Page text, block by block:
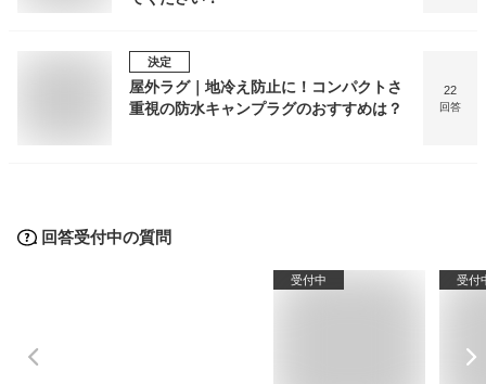
決定
屋外ラグ｜地冷え防止に！コンパクトさ
重視の防水キャンプラグのおすすめは？
22
回答
回答受付中の質問
受付中 受付